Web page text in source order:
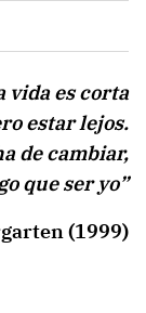
vida es corta
estar lejos.
de cambiar,
que ser yo”
(1999)